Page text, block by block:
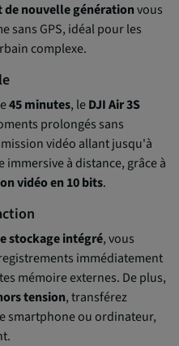
nouvelle générationvous
sans GPS, idéal pour les
complexe.
45 minutes, leDJI Air 3S
prolongés sans
vidéo allant jusqu'à
à distance, grâce à
vidéo en 10 bits.
stockage intégré, vous
immédiatement
mémoire externes. De plus,
tension, transférez
smartphone ou ordinateur,